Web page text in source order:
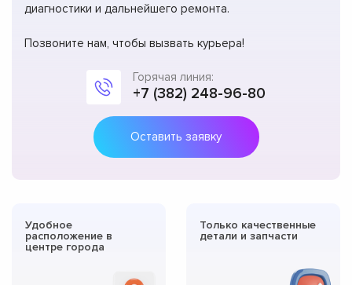
диагностики и дальнейшего ремонта.
Позвоните нам, чтобы вызвать курьера!
Горячая линия:
+7 (382) 248-96-80
Оставить заявку
Удобное
расположение в
центре города
Только качественные
детали и запчасти